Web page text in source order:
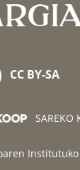
CC BY-SA
SAREKO